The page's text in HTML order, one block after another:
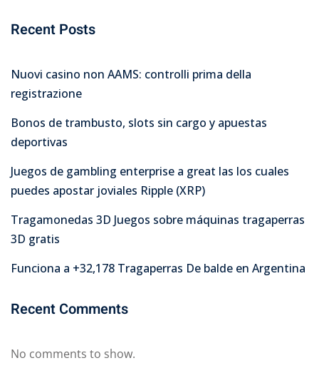
Recent Posts
Nuovi casino non AAMS: controlli prima della
registrazione
Bonos de trambusto, slots sin cargo y apuestas
deportivas
Juegos de gambling enterprise a great las los cuales
puedes apostar joviales Ripple (XRP)
Tragamonedas 3D Juegos sobre máquinas tragaperras
3D gratis
Funciona a +32,178 Tragaperras De balde en Argentina
Recent Comments
No comments to show.